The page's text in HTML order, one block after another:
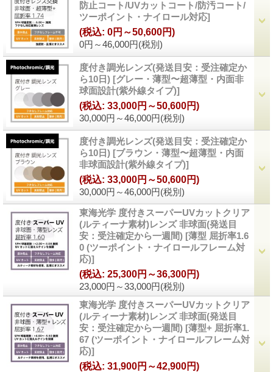
防止コート/UVカットコート/防汚コート/
ツーポイント・ナイロール対応]
0円～46,000円(税別)
(税込: 0円～50,600円)
度付き調光レンズ(発送目安：受注確定か
ら10日) [グレー・薄型〜超薄型・内面非
球面設計(紫外線タイプ)]
30,000円～46,000円(税別)
(税込: 33,000円～50,600円)
度付き調光レンズ(発送目安：受注確定か
ら10日) [ブラウン・薄型〜超薄型・内面
非球面設計(紫外線タイプ)]
30,000円～46,000円(税別)
(税込: 33,000円～50,600円)
東海光学 度付きスーパーUVカットクリア
(ルティーナ素材)レンズ 非球面(発送目
安：受注確定から一週間) [薄型 屈折率1.6
0 (ツーポイント・ナイロールフレーム対
応)]
23,000円～33,000円(税別)
(税込: 25,300円～36,300円)
東海光学 度付きスーパーUVカットクリア
(ルティーナ素材)レンズ 非球面(発送目
安：受注確定から一週間) [薄型+ 屈折率1.
67 (ツーポイント・ナイロールフレーム対
応)]
(税込: 31,900円～42,900円)